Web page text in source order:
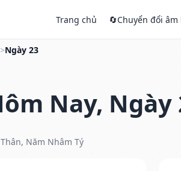
Trang chủ 🔄Chuyển đổi âm
>Ngày 23
Nay, Ngày
Năm Nhâm Tý